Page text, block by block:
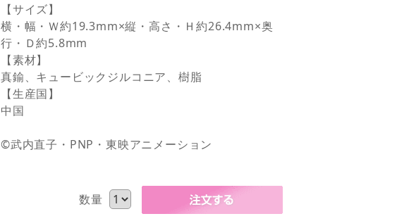
【サイズ】
横・幅・Ｗ約19.3mm×縦・高さ・Ｈ約26.4mm×奥
行・Ｄ約5.8mm
【素材】
真鍮、キュービックジルコニア、樹脂
【生産国】
中国
©武内直子・PNP・東映アニメーション
数量